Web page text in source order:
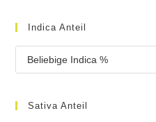
Indica Anteil
Sativa Anteil